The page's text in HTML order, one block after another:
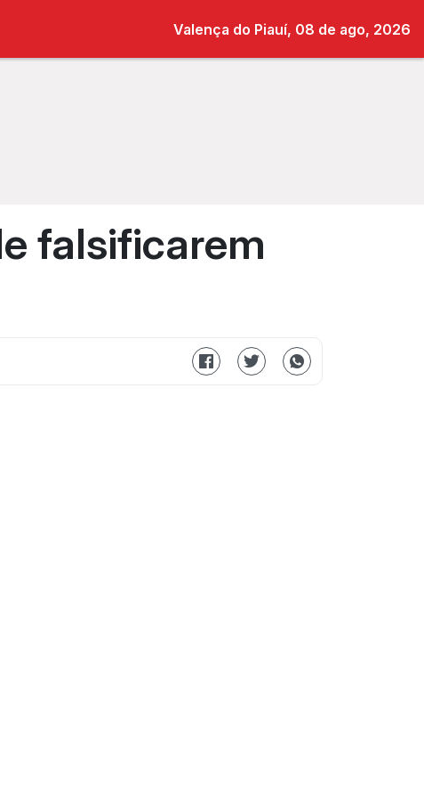
Valença do Piauí, 08 de ago, 2026
falsificarem